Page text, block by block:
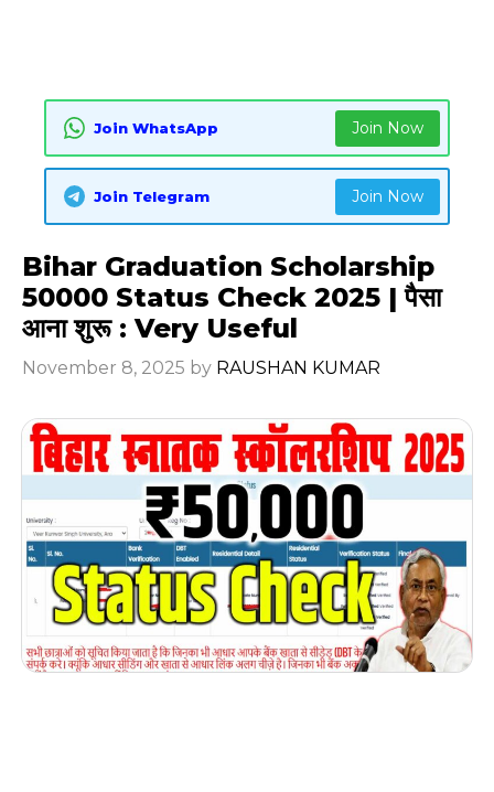
Join WhatsApp Join Now
Join Telegram Join Now
Bihar Graduation Scholarship
50000 Status Check 2025 | पैसा
आना शुरू : Very Useful
November 8, 2025 by RAUSHAN KUMAR